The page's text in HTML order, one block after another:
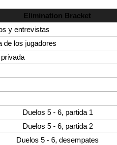
Elimination Bracket
y entrevistas
de los jugadores
Duelos 5 - 6, partida 1
Duelos 5 - 6, partida 2
Duelos 5 - 6, desempates